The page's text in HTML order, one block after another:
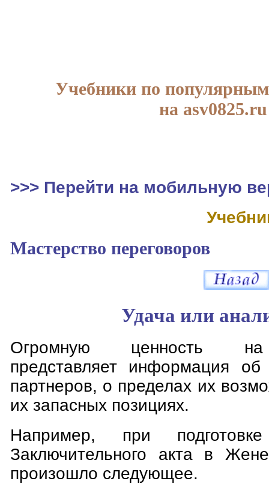
Учебники по
на asv0825.ru
>>> Перейти на мобильную
Мастерство переговоров
Удача или
Огромную ценность на
представляет информация об
партнеров, о пределах их
их запасных позициях.
Например, при подготовке
Заключительного акта в
произошло следующее.